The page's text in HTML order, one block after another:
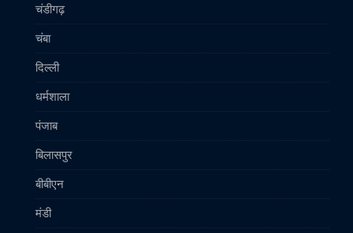
चंडीगढ़
चंबा
दिल्ली
धर्मशाला
पंजाब
बिलासपुर
बीबीएन
मंडी